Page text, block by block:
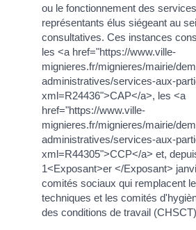
ou le fonctionnement des
représentants élus siégeant au
consultatives. Ces instances
les <a href="https://www.ville-
mignieres.fr/mignieres/mairie/
administratives/services-aux-
xml=R24436">CAP</a>, les <a
href="https://www.ville-
mignieres.fr/mignieres/mairie/
administratives/services-aux-
xml=R44305">CCP</a> et,
1<Exposant>er </Exposant>
comités sociaux qui remplacent
techniques et les comités
des conditions de travail